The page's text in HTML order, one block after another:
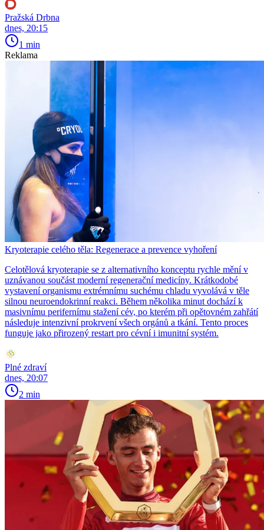
Pražská Drbna
dnes, 20:15
1 min
Reklama
Kryoterapie celého těla: Regenerace a prevence vyhoření
Celotělová kryoterapie se z alternativního konceptu rychle mění v
uznávanou součást moderní regenerační medicíny. Krátkodobé
vystavení organismu extrémnímu suchému chladu vyvolává v těle
silnou neuroendokrinní reakci. Během několika minut dochází k
masivnímu perifernímu stažení cév, po kterém při opětovném zahřátí
následuje intenzivní prokrvení všech orgánů a tkání. Tento proces
funguje jako přirozený restart pro cévní i imunitní systém.
Plné zdraví
dnes, 20:07
2 min